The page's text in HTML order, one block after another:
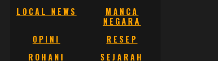
LOCAL NEWS
MANCA
NEGARA
OPINI
RESEP
ROHANI
SEJARAH